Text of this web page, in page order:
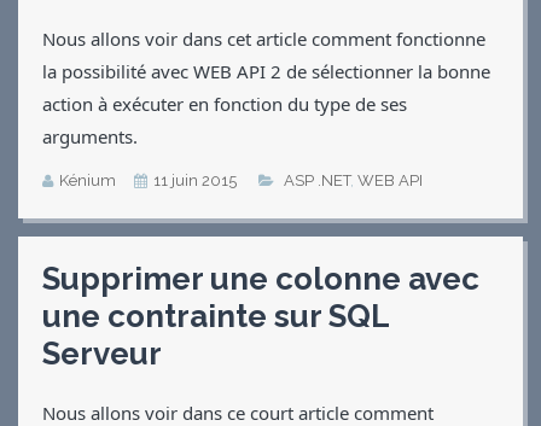
Nous allons voir dans cet article comment fonctionne
la possibilité avec WEB API 2 de sélectionner la bonne
action à exécuter en fonction du type de ses
arguments.
Kénium 11 juin 2015 ASP .NET, WEB API
Supprimer une colonne avec
une contrainte sur SQL
Serveur
Nous allons voir dans ce court article comment